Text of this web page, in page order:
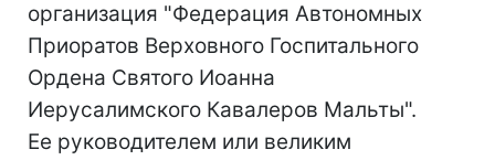
организация "Федерация Автономных
Приоратов Верховного Госпитального
Ордена Святого Иоанна
Иерусалимского Кавалеров Мальты".
Ее руководителем или великим